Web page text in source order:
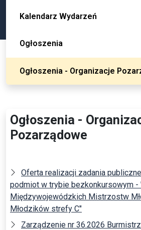
Kalendarz Wydarzeń
Ogłoszenia
Ogłoszenia - Organizacje
Ogłoszenia -
Pozarządowe
Oferta realizacji zadania
podmiot w trybie bezkonkursowym -
Międzywojewódzkich Mistrzostw
Młodzików strefy C"
Zarządzenie nr 36.2026